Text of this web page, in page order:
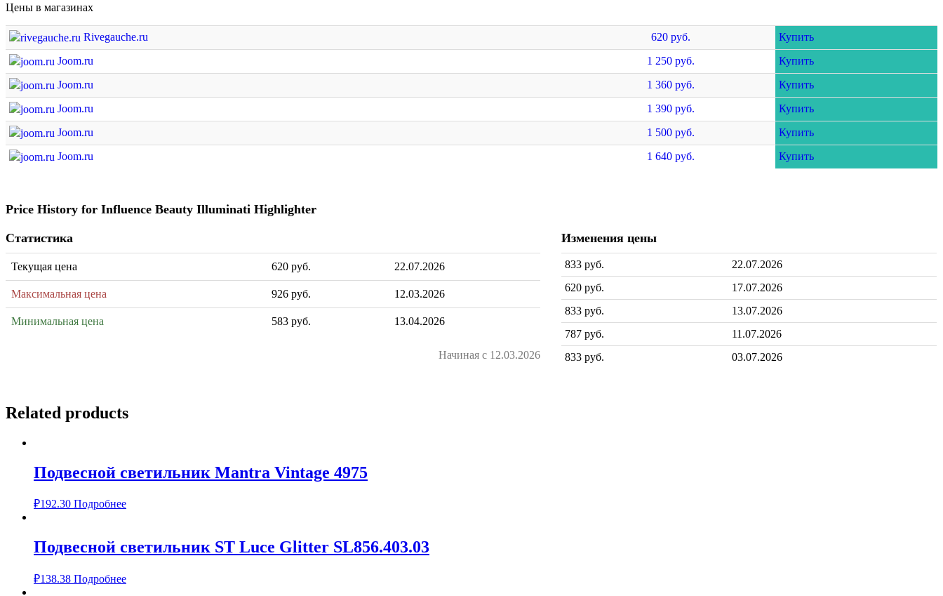
Цены в магазинах
Rivegauche.ru 620 руб.
Купить
Joom.ru
1 250 руб.
Купить
Joom.ru
1 360 руб.
Купить
Joom.ru
1 390 руб.
Купить
Joom.ru
1 500 руб.
Купить
Joom.ru
1 640 руб. Купить
Price History for Influence Beauty Illuminati Highlighter
Статистика
Текущая цена 620 руб. 22.07.2026
Максимальная цена 926 руб. 12.03.2026
Минимальная цена 583 руб. 13.04.2026
Начиная с 12.03.2026
Изменения цены
833 руб.
22.07.2026
620 руб.
17.07.2026
833 руб.
13.07.2026
787 руб.
11.07.2026
833 руб.
03.07.2026
Related products
Подвесной светильник Mantra Vintage 4975
₽192.30 Подробнее
Подвесной светильник ST Luce Glitter SL856.403.03
₽138.38 Подробнее